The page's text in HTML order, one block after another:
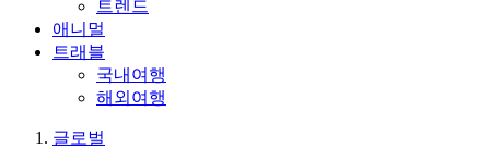
트렌드
애니멀
트래블
국내여행
해외여행
글로벌